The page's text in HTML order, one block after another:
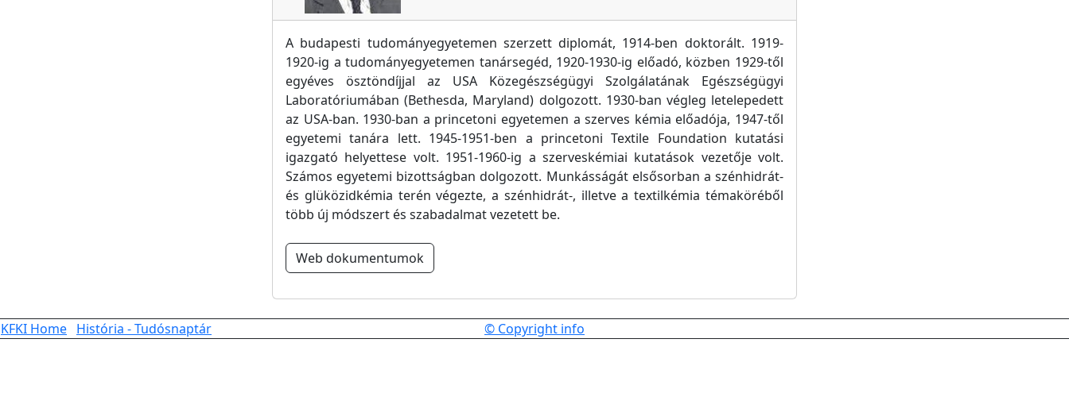
A budapesti tudományegyetemen szerzett diplomát, 1914-ben doktorált. 1919-
1920-ig a tudományegyetemen tanársegéd, 1920-1930-ig előadó, közben 1929-től
egyéves ösztöndíjjal az USA Közegészségügyi Szolgálatának Egészségügyi
Laboratóriumában (Bethesda, Maryland) dolgozott. 1930-ban végleg letelepedett
az USA-ban. 1930-ban a princetoni egyetemen a szerves kémia előadója, 1947-től
egyetemi tanára lett. 1945-1951-ben a princetoni Textile Foundation kutatási
igazgató helyettese volt. 1951-1960-ig a szerveskémiai kutatások vezetője volt.
Számos egyetemi bizottságban dolgozott. Munkásságát elsősorban a szénhidrát-
és glüközidkémia terén végezte, a szénhidrát-, illetve a textilkémia témaköréből
több új módszert és szabadalmat vezetett be.
Web dokumentumok
KFKI Home História - Tudósnaptár © Copyright info